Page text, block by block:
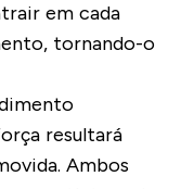
em cada
tornando-o
resultará
Ambos